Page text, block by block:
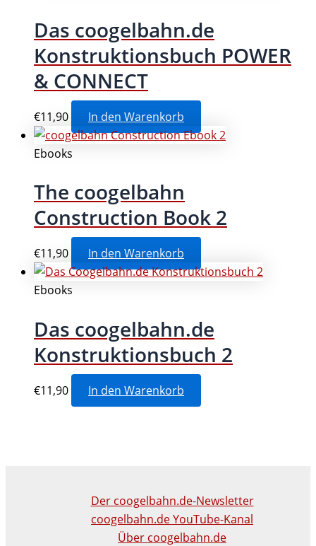
Das coogelbahn.de
Konstruktionsbuch POWER
& CONNECT
€11,90 In den Warenkorb
Ebooks
The coogelbahn
Construction Book 2
€11,90 In den Warenkorb
Ebooks
Das coogelbahn.de
Konstruktionsbuch 2
€11,90 In den Warenkorb
Der coogelbahn.de-Newsletter
coogelbahn.de YouTube-Kanal
Über coogelbahn.de